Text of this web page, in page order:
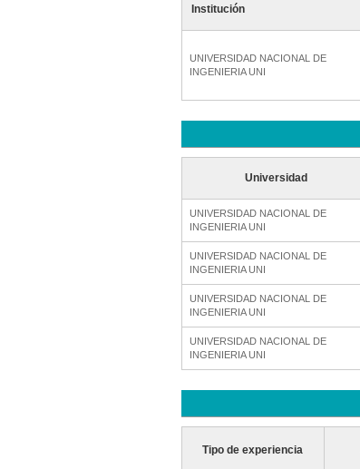
Institución
UNIVERSIDAD NACIONAL DE
INGENIERIA UNI
Universidad
UNIVERSIDAD NACIONAL DE
INGENIERIA UNI
UNIVERSIDAD NACIONAL DE
INGENIERIA UNI
UNIVERSIDAD NACIONAL DE
INGENIERIA UNI
UNIVERSIDAD NACIONAL DE
INGENIERIA UNI
Tipo de experiencia